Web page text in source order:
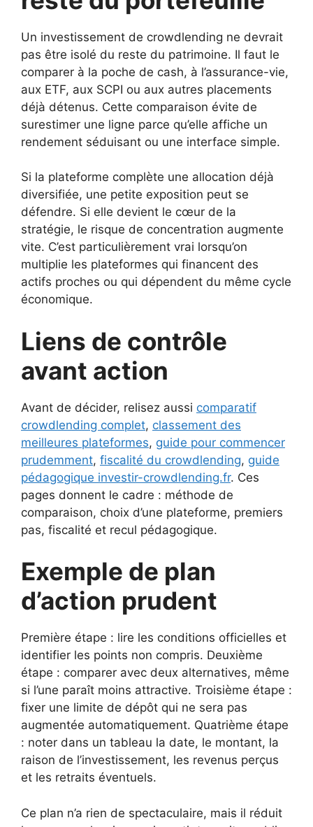
Un investissement de crowdlending ne devrait
pas être isolé du reste du patrimoine. Il faut le
comparer à la poche de cash, à l’assurance-vie,
aux ETF, aux SCPI ou aux autres placements
déjà détenus. Cette comparaison évite de
surestimer une ligne parce qu’elle affiche un
rendement séduisant ou une interface simple.
Si la plateforme complète une allocation déjà
diversifiée, une petite exposition peut se
défendre. Si elle devient le cœur de la
stratégie, le risque de concentration augmente
vite. C’est particulièrement vrai lorsqu’on
multiplie les plateformes qui financent des
actifs proches ou qui dépendent du même cycle
économique.
Liens de contrôle
avant action
Avant de décider, relisez aussi comparatif
crowdlending complet, classement des
meilleures plateformes, guide pour commencer
prudemment, fiscalité du crowdlending, guide
pédagogique investir-crowdlending.fr. Ces
pages donnent le cadre : méthode de
comparaison, choix d’une plateforme, premiers
pas, fiscalité et recul pédagogique.
Exemple de plan
d’action prudent
Première étape : lire les conditions officielles et
identifier les points non compris. Deuxième
étape : comparer avec deux alternatives, même
si l’une paraît moins attractive. Troisième étape :
fixer une limite de dépôt qui ne sera pas
augmentée automatiquement. Quatrième étape
: noter dans un tableau la date, le montant, la
raison de l’investissement, les revenus perçus
et les retraits éventuels.
Ce plan n’a rien de spectaculaire, mais il réduit